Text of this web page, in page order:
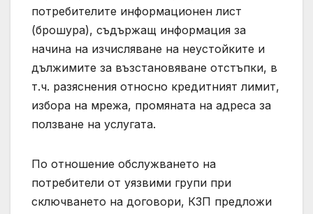
потребителите информационен лист
(брошура), съдържащ информация за
начина на изчисляване на неустойките и
дължимите за възстановяване отстъпки, в
т.ч. разяснения относно кредитният лимит,
избора на мрежа, промяната на адреса за
ползване на услугата.
По отношение обслужването на
потребители от уязвими групи при
сключването на договори, КЗП предложи